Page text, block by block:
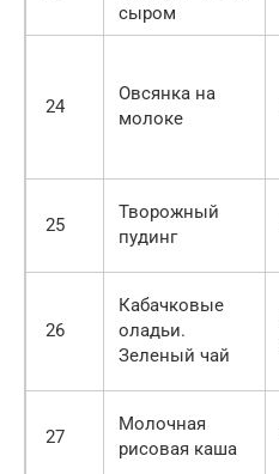
сыром
24
Овсянка на
молоке
25
Творожный
пудинг
26
Кабачковые
оладьи.
Зеленый чай
27
Молочная
рисовая каша